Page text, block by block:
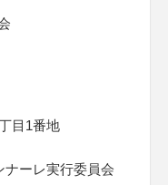
目1番地
ナーレ実行委員会